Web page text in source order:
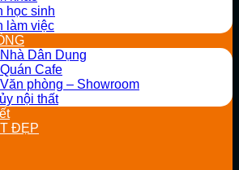
học sinh
làm việc
Dân Dụng
Cafe
phòng – Showroom
nội thất
ĐẸP